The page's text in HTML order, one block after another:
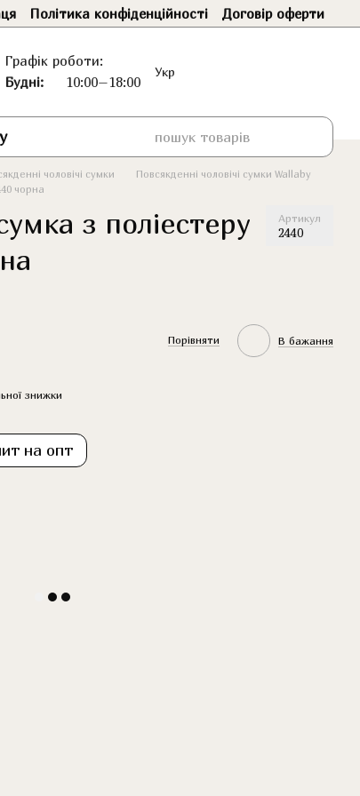
Політика конфіденційності Договір оферти
Графік роботи:
Будні:
10:00–18:00
Укр
чоловічі сумки
Повсякденні чоловічі сумки Wallaby
чорна
з поліестеру
Артикул
2440
Порівняти В бажання
знижки
на опт